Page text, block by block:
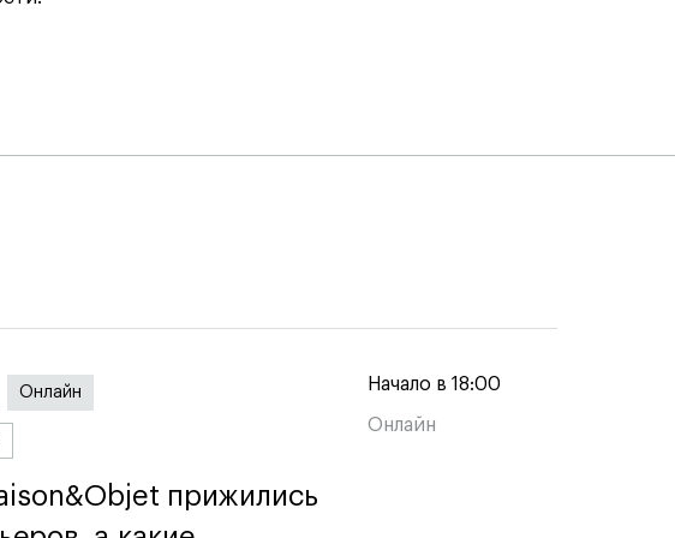
Онлайн
прижились
прижились
Начало в 18:00
Онлайн